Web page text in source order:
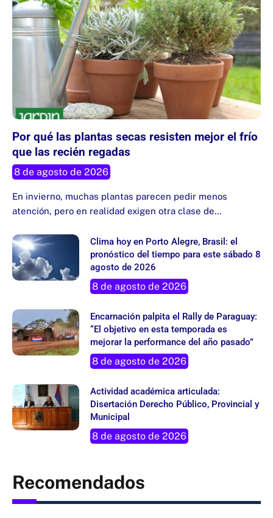
Por qué las plantas secas resisten mejor el frío
que las recién regadas
8 de agosto de 2026
En invierno, muchas plantas parecen pedir menos
atención, pero en realidad exigen otra clase de…
Clima hoy en Porto Alegre, Brasil: el
pronóstico del tiempo para este sábado 8
agosto de 2026
8 de agosto de 2026
Encarnación palpita el Rally de Paraguay:
“El objetivo en esta temporada es
mejorar la performance del año pasado”
8 de agosto de 2026
Actividad académica articulada:
Disertación Derecho Público, Provincial y
Municipal
8 de agosto de 2026
Recomendados